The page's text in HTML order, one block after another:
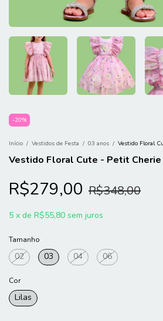
-20%
Início / Vestidos de Festa / 03 anos / Vestido Floral
Vestido Floral Cute - Petit Cherie
R$279,00 R$348,00
5 x de R$55,80 sem juros
Tamanho
02 03 04 06
Cor
Lilas